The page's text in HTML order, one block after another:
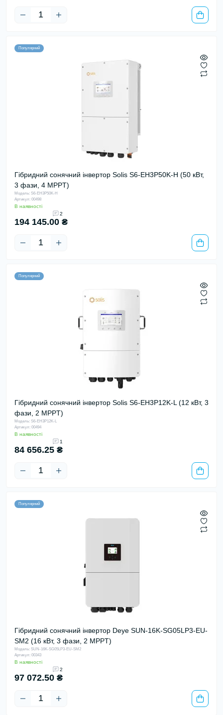
Популярний
Гібридний сонячний інвертор Solis S6-EH3P50K-H (50 кВт,
3 фази, 4 MPPT)
Модель: S6-EH3P50K-H
Артикул: 00498
В наявності
2
194 145.00 ₴
Популярний
Гібридний сонячний інвертор Solis S6-EH3P12K-L (12 кВт, 3
фази, 2 MPPT)
Модель: S6-EH3P12K-L
Артикул: 00494
В наявності
1
84 656.25 ₴
Популярний
Гібридний сонячний інвертор Deye SUN-16K-SG05LP3-EU-
SM2 (16 кВт, 3 фази, 2 MPPT)
Модель: SUN-16K-SG05LP3-EU-SM2
Артикул: 00343
В наявності
2
97 072.50 ₴